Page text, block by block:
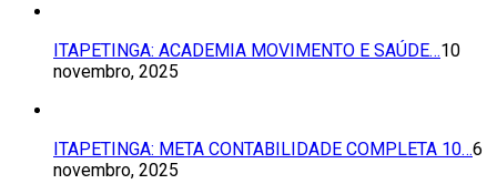
ITAPETINGA: ACADEMIA MOVIMENTO E SAÚDE…10
novembro, 2025
ITAPETINGA: META CONTABILIDADE COMPLETA 10…6
novembro, 2025